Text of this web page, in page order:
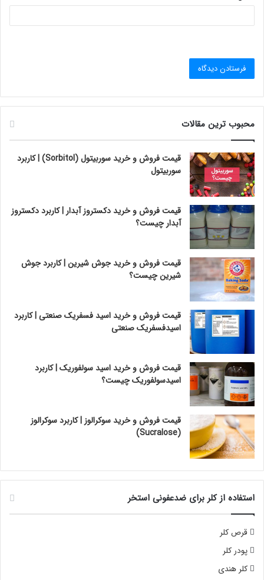
محبوب ترین مقالات
قیمت فروش و خرید سوربیتول (Sorbitol) | کاربرد
سوربیتول
قیمت فروش و خرید دکستروز آبدار | کاربرد دکستروز
آبدار چیست؟
قیمت فروش و خرید جوش شیرین | کاربرد جوش
شیرین چیست؟
قیمت فروش و خرید اسید فسفریک صنعتی | کاربرد
اسیدفسفریک صنعتی
قیمت فروش و خرید اسید سولفوریک | کاربرد
اسیدسولفوریک چیست؟
قیمت فروش و خرید سوکرالوز | کاربرد سوکرالوز
(Sucralose)
استفاده از کلر برای ضدعفونی استخر
قرص کلر
پودر کلر
کلر هندی